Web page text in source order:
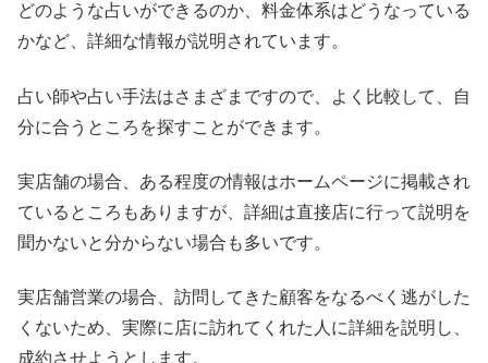
どのような占いができるのか、料金体系はどうなっている
かなど、詳細な情報が説明されています。
占い師や占い手法はさまざまですので、よく比較して、自
分に合うところを探すことができます。
実店舗の場合、ある程度の情報はホームページに掲載され
ているところもありますが、詳細は直接店に行って説明を
聞かないと分からない場合も多いです。
実店舗営業の場合、訪問してきた顧客をなるべく逃がした
くないため、実際に店に訪れてくれた人に詳細を説明し、
成約させようとします。